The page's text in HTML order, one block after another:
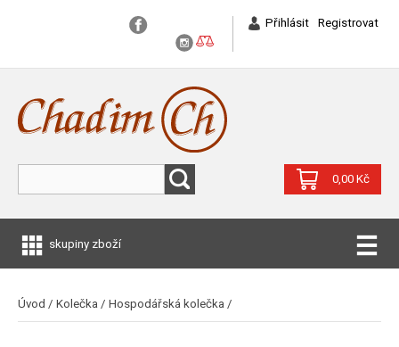
Přihlásit Registrovat
0,00 Kč
skupiny zboží
Úvod / Kolečka / Hospodářská kolečka /